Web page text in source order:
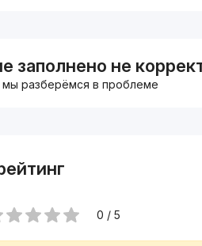
заполнено не
разберёмся в проблеме
0 / 5